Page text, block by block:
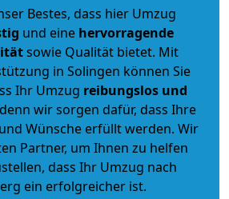
Bestes, dass hier Umzug
und eine hervorragende
sowie Qualität bietet. Mit
in Solingen können Sie
Ihr Umzug reibungslos und
wir sorgen dafür, dass Ihre
Wünsche erfüllt werden. Wir
Partner, um Ihnen zu helfen
dass Ihr Umzug nach
ein erfolgreicher ist.